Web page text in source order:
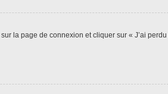
la page de connexion et cliquer sur « J’ai